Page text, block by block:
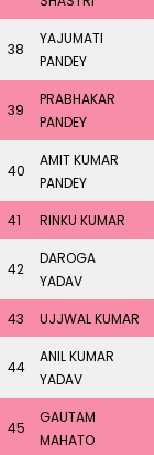
38
YAJUMATI
PANDEY
39
PRABHAKAR
PANDEY
40
AMIT KUMAR
PANDEY
41 RINKU KUMAR
42
DAROGA
YADAV
43 UJJWAL KUMAR
44
ANIL KUMAR
YADAV
45
GAUTAM
MAHATO